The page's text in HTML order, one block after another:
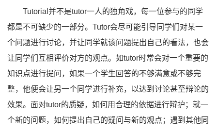
Tutorial并不是tutor一人的独角戏，每一位参与的同学
都是不可缺少的一部分。Tutor会尽可能引导同学们对某一
个问题进行讨论，并让同学就该问题提出自己的看法，也会
让同学们互相评价对方的观点。如tutor时常会对一个重要的
知识点进行提问，如果一个学生回答的不够满意或不够完
整，他便会让另一个同学进行补充，以达到讨论甚至辩论的
效果。面对tutor的质疑，如何用合理的依据进行辩护；就一
个新的问题，如何提出自己的疑问与新的观点；遇到其他同